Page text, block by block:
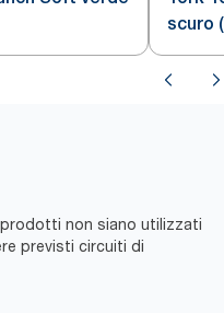
scuro
prodotti non siano utilizzati
previsti ​circuiti di